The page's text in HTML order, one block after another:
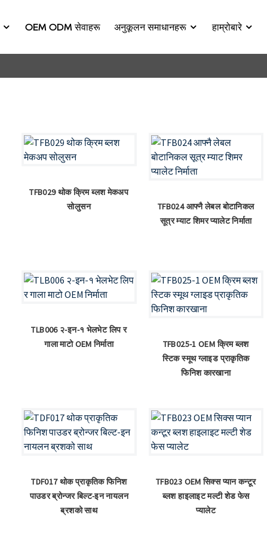
OEM ODM सेवाहरू अनुकूलन समाधानहरू हाम्रोबारे
TFB029 थोक क्रिम ब्लश मेकअप
सोलुसन
TFB024 आफ्नै लेबल बोटानिकल
सूत्र म्याट शिमर प्यालेट निर्माता
TLB006 २-इन-१ भेलभेट लिप र
गाला माटो OEM निर्माता
TFB025-1 OEM क्रिम ब्लश
स्टिक स्मूथ ग्लाइड प्राकृतिक
फिनिश कारखाना
TDF017 थोक प्राकृतिक फिनिश
पाउडर ब्रोन्जर बिल्ट-इन नायलन
ब्रशको साथ
TFB023 OEM सिक्स प्यान कन्टूर
ब्लश हाइलाइट मल्टी शेड फेस
प्यालेट